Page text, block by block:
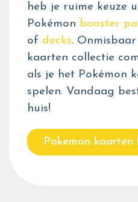
heb je ruime keuze
Pokémon booster
of decks.
kaarten collectie
als je het Pokémon
spelen. Vandaag
huis!
Pokemon kaarten